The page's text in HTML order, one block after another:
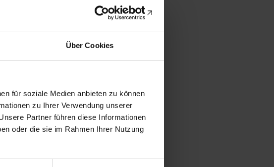
Über Cookies
für soziale Medien anbieten zu können
zu Ihrer Verwendung unserer
Partner führen diese Informationen
oder die sie im Rahmen Ihrer Nutzung